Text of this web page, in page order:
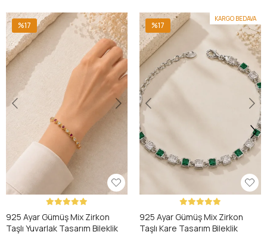
%17
925 Ayar Gümüş Mix Zirkon
Taşlı Yuvarlak Tasarım Bileklik
KARGO BEDAVA
%17
925 Ayar Gümüş Mix Zirkon
Taşlı Kare Tasarım Bileklik